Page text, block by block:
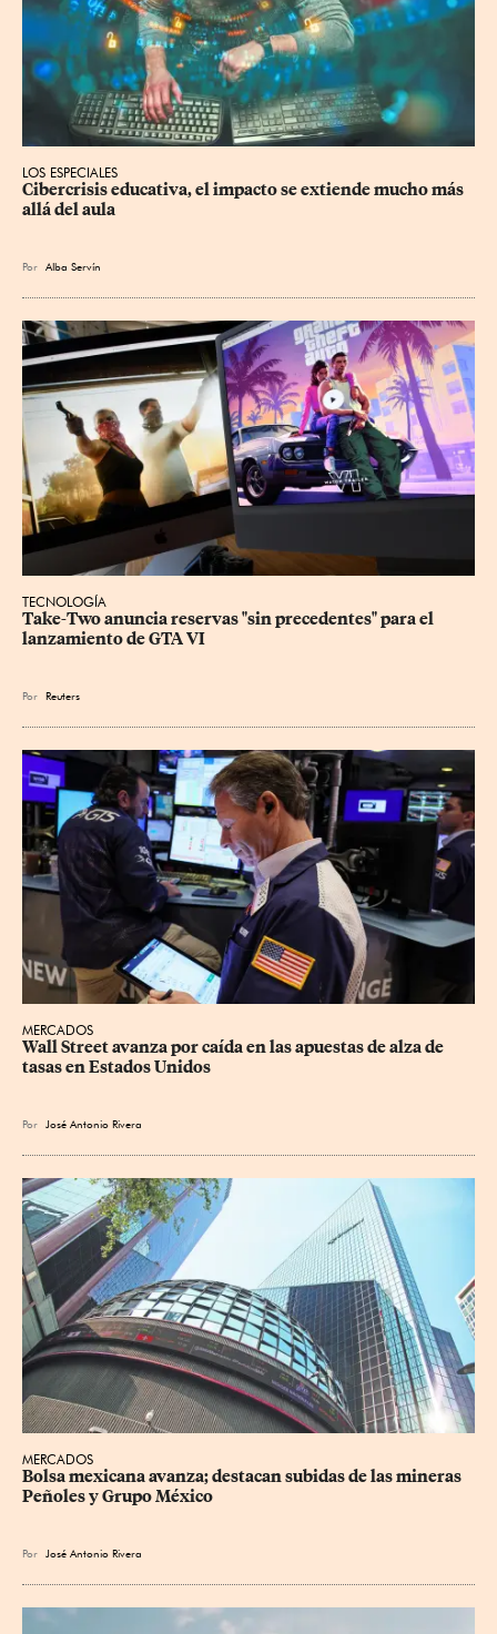
LOS ESPECIALES
Cibercrisis educativa, el impacto se extiende mucho más
allá del aula
Por Alba Servín
TECNOLOGÍA
Take-Two anuncia reservas "sin precedentes" para el
lanzamiento de GTA VI
Por Reuters
MERCADOS
Wall Street avanza por caída en las apuestas de alza de
tasas en Estados Unidos
Por José Antonio Rivera
MERCADOS
Bolsa mexicana avanza; destacan subidas de las mineras
Peñoles y Grupo México
Por José Antonio Rivera